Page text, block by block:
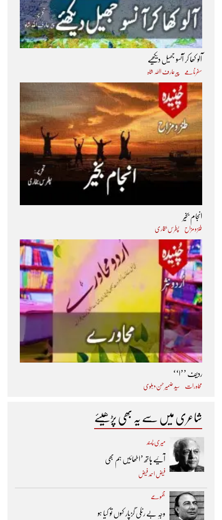
آلو کھا کر آنسو جھیل دیکھیے
سفرنامے پیر عارف اﷲ شاہ
انجام بخیر
طنز و مزاح پطرس بخاری
ردیف ’’ا‘‘
محاورات سید ضمیر حسن دہلوی
شاعری میں سے یہ بھی پڑھیئے
میری پسند
آئیے ہاتھ ’اٹھائیں ہم بھی
فیض احمد فیض
مجموعے
وجہِ بے رنگی گزپار کہوں تو کیا ہو